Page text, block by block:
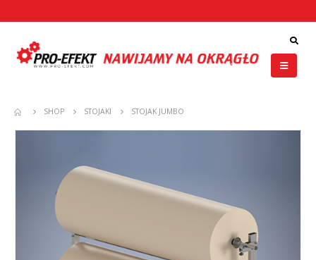
SHOP STOJAKI STOJAK JUMBO